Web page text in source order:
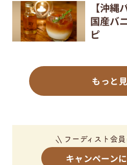
【沖縄
国産バ
ピ
もっと
キャンペーン